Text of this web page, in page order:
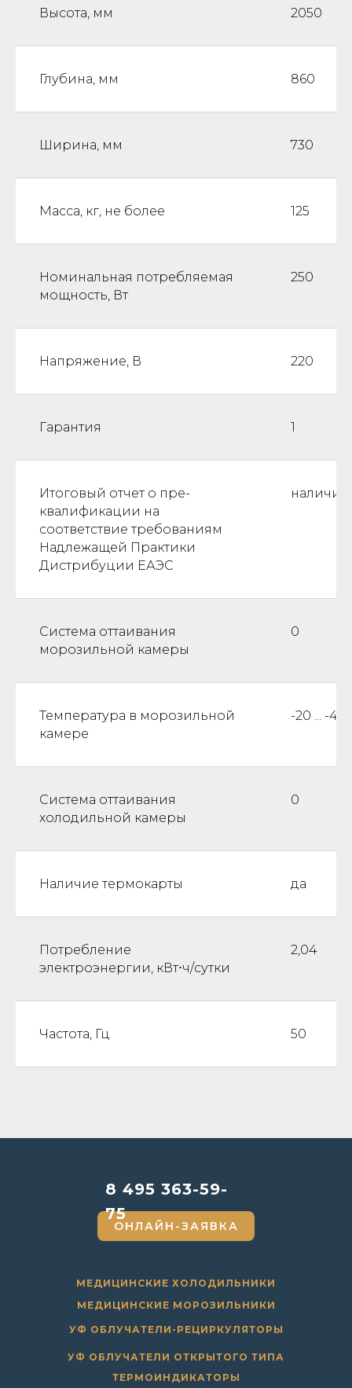
Высота, мм 2050
Глубина, мм 860
Ширина, мм 730
Масса, кг, не более 125
Номинальная потребляемая
мощность, Вт
250
Напряжение, В 220
Гарантия 1
Итоговый отчет о пре-
квалификации на
соответствие требованиям
Надлежащей Практики
Дистрибуции ЕАЭС
наличие
Система оттаивания
морозильной камеры
0
Температура в морозильной
камере
-20 ... -40
Система оттаивания
холодильной камеры
0
Наличие термокарты да
Потребление
электроэнергии, кВт⋅ч/сутки
2,04
Частота, Гц 50
ОНЛАЙН-ЗАЯВКА
8 495 363-59-
75
МЕДИЦИНСКИЕ ХОЛОДИЛЬНИКИ
УФ ОБЛУЧАТЕЛИ-РЕЦИРКУЛЯТОРЫ
ТЕРМОИНДИКАТОРЫ
УФ ОБЛУЧАТЕЛИ ОТКРЫТОГО ТИПА
МЕДИЦИНСКИЕ МОРОЗИЛЬНИКИ